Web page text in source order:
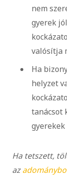
nem
gyerek
valósítja
Ha
helyzet
tanácsot
Ha tetszett,
az